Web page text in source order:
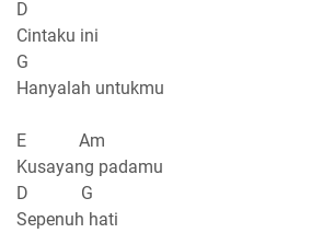
D
Cintaku ini
G
Hanyalah untukmu
E Am
Kusayang padamu
D G
Sepenuh hati